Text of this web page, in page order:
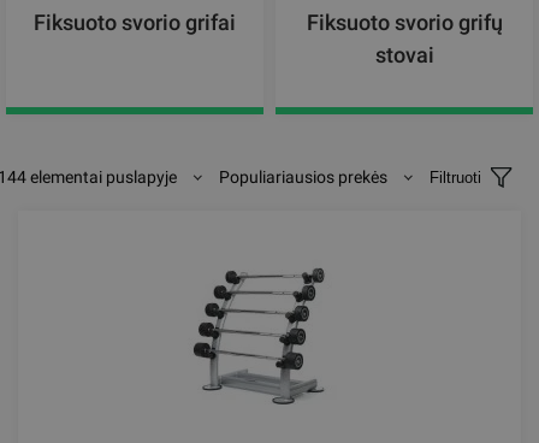
Fiksuoto svorio grifai
Fiksuoto svorio grifų
stovai
elementai puslapyje Populiariausios prekės Filtruoti